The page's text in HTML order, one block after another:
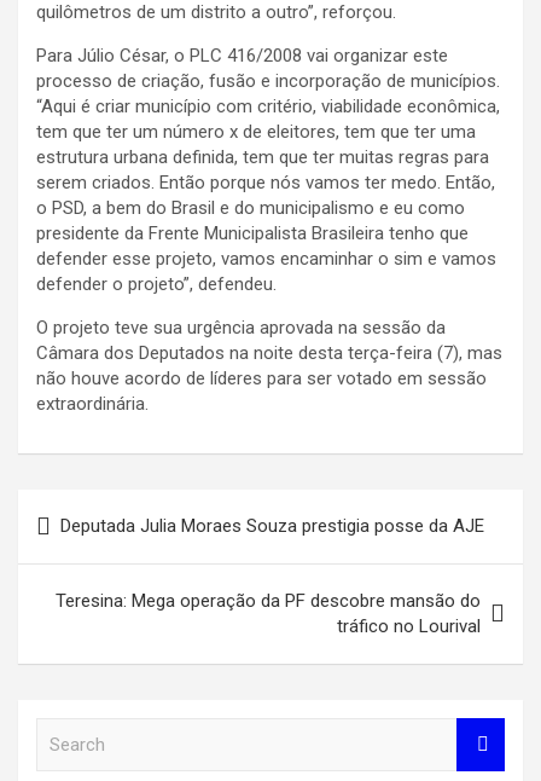
quilômetros de um distrito a outro”, reforçou.
Para Júlio César, o PLC 416/2008 vai organizar este
processo de criação, fusão e incorporação de municípios.
“Aqui é criar município com critério, viabilidade econômica,
tem que ter um número x de eleitores, tem que ter uma
estrutura urbana definida, tem que ter muitas regras para
serem criados. Então porque nós vamos ter medo. Então,
o PSD, a bem do Brasil e do municipalismo e eu como
presidente da Frente Municipalista Brasileira tenho que
defender esse projeto, vamos encaminhar o sim e vamos
defender o projeto”, defendeu.
O projeto teve sua urgência aprovada na sessão da
Câmara dos Deputados na noite desta terça-feira (7), mas
não houve acordo de líderes para ser votado em sessão
extraordinária.
de
Post
Deputada Julia Moraes Souza prestigia posse da AJE
Teresina: Mega operação da PF descobre mansão do
tráfico no Lourival